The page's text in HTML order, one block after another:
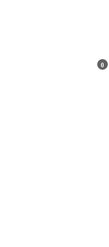
0